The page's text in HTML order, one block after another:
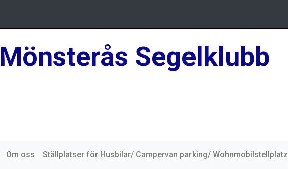
Mönsterås Segelklubb
Om oss Ställplatser för Husbilar/ Campervan parking/ Wohnmobilstellplatz